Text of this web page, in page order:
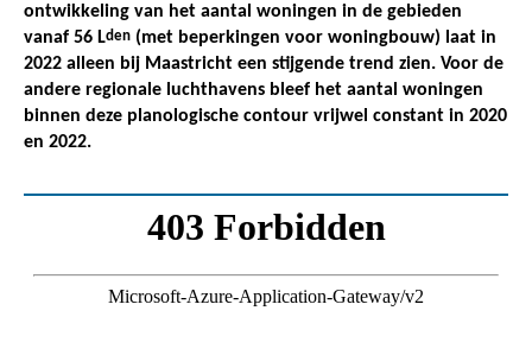
ontwikkeling van het aantal woningen in de gebieden
vanaf 56 Lden (met beperkingen voor woningbouw) laat in
2022 alleen bij Maastricht een stijgende trend zien. Voor de
andere regionale luchthavens bleef het aantal woningen
binnen deze planologische contour vrijwel constant in 2020
en 2022.